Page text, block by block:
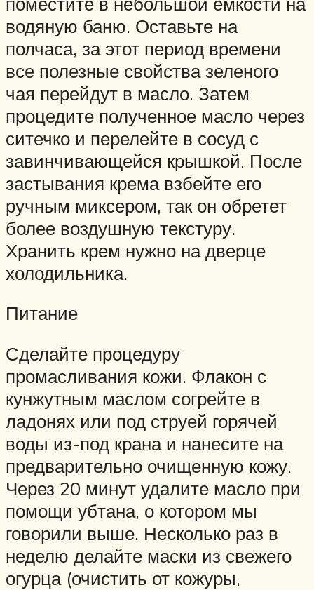
водяную баню. Оставьте на
полчаса, за этот период времени
все полезные свойства зеленого
чая перейдут в масло. Затем
процедите полученное масло через
ситечко и перелейте в сосуд с
завинчивающейся крышкой. После
застывания крема взбейте его
ручным миксером, так он обретет
более воздушную текстуру.
Хранить крем нужно на дверце
холодильника.
Питание
Сделайте процедуру
промасливания кожи. Флакон с
кунжутным маслом согрейте в
ладонях или под струей горячей
воды из-под крана и нанесите на
предварительно очищенную кожу.
Через 20 минут удалите масло при
помощи убтана, о котором мы
говорили выше. Несколько раз в
неделю делайте маски из свежего
огурца (очистить от кожуры,